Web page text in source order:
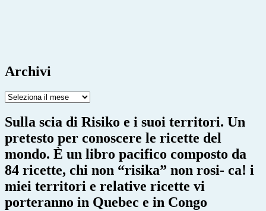
Archivi
Archivi
Sulla scia di Risiko e i suoi territori. Un
pretesto per conoscere le ricette del
mondo. È un libro pacifico composto da
84 ricette, chi non “risika” non rosi- ca! i
miei territori e relative ricette vi
porteranno in Quebec e in Congo